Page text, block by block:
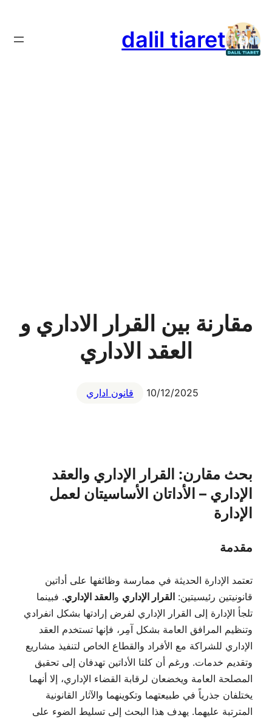
إلى
المحتوى
dalil tiaret
مقارنة بين القرار الاداري و
العقد الاداري
10/12/2025 قانون اداري
بحث مقارن: القرار الإداري والعقد
الإداري – الأداتان الأساسيتان لعمل
الإدارة
مقدمة
تعتمد الإدارة الحديثة في ممارسة وظائفها على أداتين
قانونيتين رئيسيتين: القرار الإداري والعقد الإداري. فبينما
تلجأ الإدارة إلى القرار الإداري لفرض إرادتها بشكل انفرادي
وتنظيم المرافق العامة بشكل آمِر، فإنها تستخدم العقد
الإداري للشراكة مع الأفراد والقطاع الخاص لتنفيذ مشاريع
وتقديم خدمات. ورغم أن كلتا الأداتين تهدفان إلى تحقيق
المصلحة العامة ويخضعان لرقابة القضاء الإداري، إلا أنهما
يختلفان جذرياً في طبيعتهما وتكوينهما والآثار القانونية
المترتبة عليهما. يهدف هذا البحث إلى تسليط الضوء على